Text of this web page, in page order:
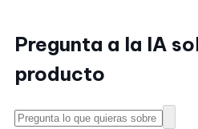
Pregunta a la IA
producto